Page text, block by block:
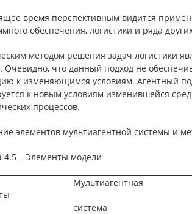
время перспективным видится
обеспечения, логистики и ряда
методом решения задач логистики
Очевидно, что данный подход не
к изменяющимся условиям. Агентный
к новым условиям изменившейся
процессов.
элементов мультиагентной системы и
4.5 – Элементы модели
Мультиагентная
система